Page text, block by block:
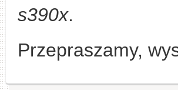
s390x.
Przepraszamy,